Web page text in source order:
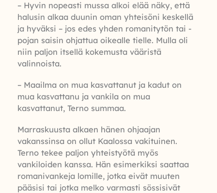
– Hyvin nopeasti mussa alkoi elää näky, että
halusin alkaa duunin oman yhteisöni keskellä
ja hyväksi – jos edes yhden romanitytön tai -
pojan saisin ohjattua oikealle tielle. Mulla oli
niin paljon itsellä kokemusta vääristä
valinnoista.
– Maailma on mua kasvattanut ja kadut on
mua kasvattanu ja vankila on mua
kasvattanut, Terno summaa.
Marraskuusta alkaen hänen ohjaajan
vakanssinsa on ollut Kaalossa vakituinen.
Terno tekee paljon yhteistyötä myös
vankiloiden kanssa. Hän esimerkiksi saattaa
romanivankeja lomille, jotka eivät muuten
pääsisi tai jotka melko varmasti sössisivät